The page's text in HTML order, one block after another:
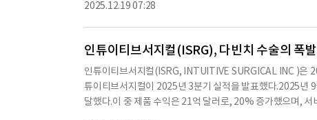
스이다.사마스는 인튜이티브서지컬의 최고 재무 책임자 및
로 수치나 문맥상 요약이 컨텐츠 원문과 다를 수 있습니다.
시기 바랍니다.
2025.12.19 07:28
인튜이티브서지컬(ISRG), 다빈치 수술의 폭
인튜이티브서지컬(ISRG, INTUITIVE SURGICAL INC )은
튜이티브서지컬이 2025년 3분기 실적을 발표했다.2025년
달했다.이 중 제품 수익은 21억 달러로, 20% 증가했으며,